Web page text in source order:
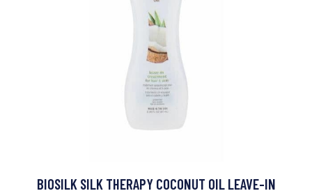
BIOSILK SILK THERAPY COCONUT OIL LEAVE-IN